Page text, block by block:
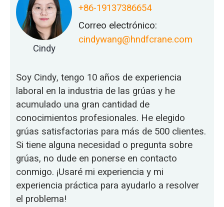
Cindy
+86-19137386654
Correo electrónico:
cindywang@hndfcrane.com
Soy Cindy, tengo 10 años de experiencia
laboral en la industria de las grúas y he
acumulado una gran cantidad de
conocimientos profesionales. He elegido
grúas satisfactorias para más de 500 clientes.
Si tiene alguna necesidad o pregunta sobre
grúas, no dude en ponerse en contacto
conmigo. ¡Usaré mi experiencia y mi
experiencia práctica para ayudarlo a resolver
el problema!